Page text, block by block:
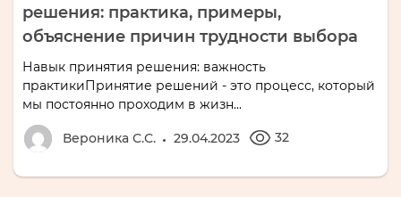
решения: практика, примеры,
объяснение причин трудности выбора
Навык принятия решения: важность
практикиПринятие решений - это процесс, который
мы постоянно проходим в жизн...
Вероника С.С. 29.04.2023 32